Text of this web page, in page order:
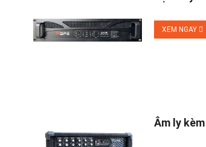
XEM NGAY
Âm ly